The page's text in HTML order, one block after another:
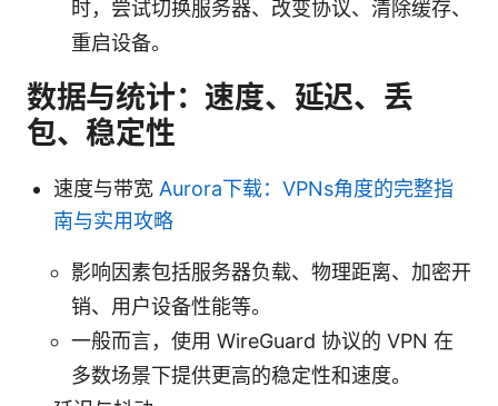
时，尝试切换服务器、改变协议、清除缓存、
重启设备。
数据与统计：速度、延迟、丢
包、稳定性
速度与带宽 Aurora下载：VPNs角度的完整指
南与实用攻略
影响因素包括服务器负载、物理距离、加密开
销、用户设备性能等。
一般而言，使用 WireGuard 协议的 VPN 在
多数场景下提供更高的稳定性和速度。